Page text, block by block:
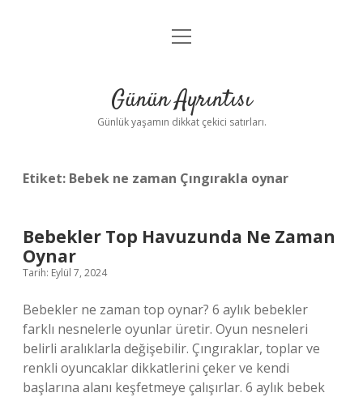
Anasayfa
Yasal Uyarı
menüyü
Günün Ayrıntısı
Günlük yaşamın dikkat çekici satırları.
Etiket: Bebek ne zaman Çıngırakla oynar
Bebekler Top Havuzunda Ne Zaman
Oynar
Tarih: Eylül 7, 2024
Bebekler ne zaman top oynar? 6 aylık bebekler
farklı nesnelerle oyunlar üretir. Oyun nesneleri
belirli aralıklarla değişebilir. Çıngıraklar, toplar ve
renkli oyuncaklar dikkatlerini çeker ve kendi
başlarına alanı keşfetmeye çalışırlar. 6 aylık bebek